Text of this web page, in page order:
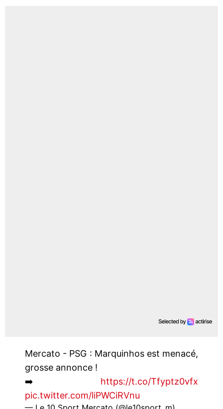
Mercato - PSG : Marquinhos est menacé,
grosse annonce !
➡️ https://t.co/Tfyptz0vfx
pic.twitter.com/liPWCiRVnu